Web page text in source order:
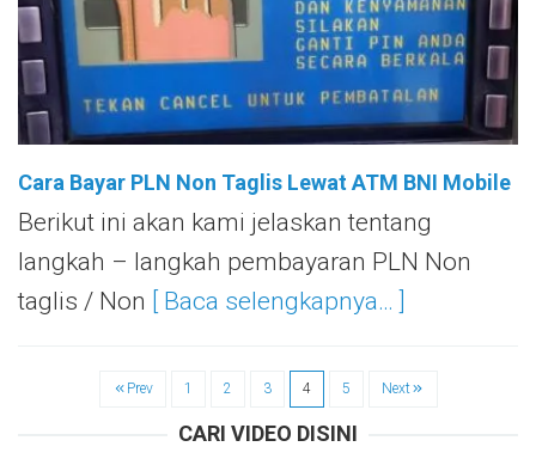
Cara Bayar PLN Non Taglis Lewat ATM BNI Mobile
Berikut ini akan kami jelaskan tentang
langkah – langkah pembayaran PLN Non
taglis / Non [ Baca selengkapnya… ]
Prev 1 2 3 4 5 Next
CARI VIDEO DISINI